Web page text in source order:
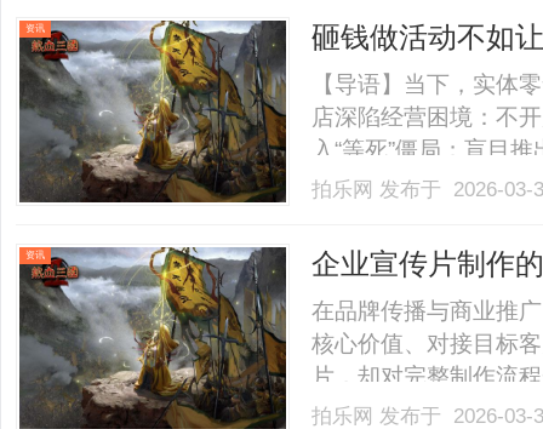
资讯
砸钱做活动不如
销”方案赋能实
【导语】当下，实体
店深陷经营困境：不
入“等死”僵局；盲目
补贴成本、采购赠品
单增长与客户复购锁
专.........
拍乐网 发布于 2026-
资讯 企业宣传片制作
在品牌传播与商业推
核心价值、对接目标
片，却对完整制作流
片不达预期的问题。
拍乐网 发布于 2026-